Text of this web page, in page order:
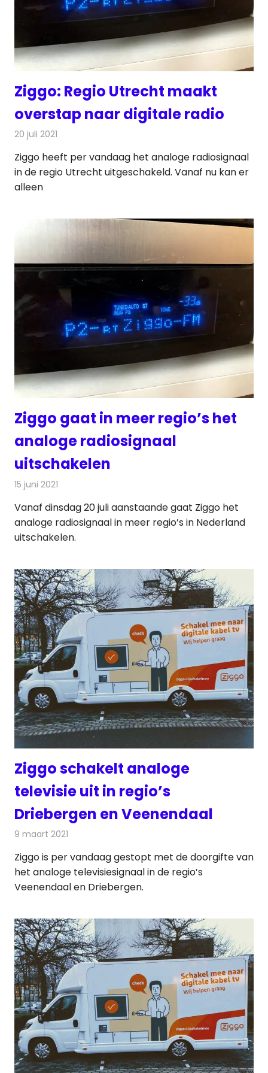
Ziggo: Regio Utrecht maakt
overstap naar digitale radio
20 juli 2021
Ziggo heeft per vandaag het analoge radiosignaal
in de regio Utrecht uitgeschakeld. Vanaf nu kan er
alleen
Ziggo gaat in meer regio’s het
analoge radiosignaal
uitschakelen
15 juni 2021
Vanaf dinsdag 20 juli aanstaande gaat Ziggo het
analoge radiosignaal in meer regio’s in Nederland
uitschakelen.
Ziggo schakelt analoge
televisie uit in regio’s
Driebergen en Veenendaal
9 maart 2021
Ziggo is per vandaag gestopt met de doorgifte van
het analoge televisiesignaal in de regio’s
Veenendaal en Driebergen.